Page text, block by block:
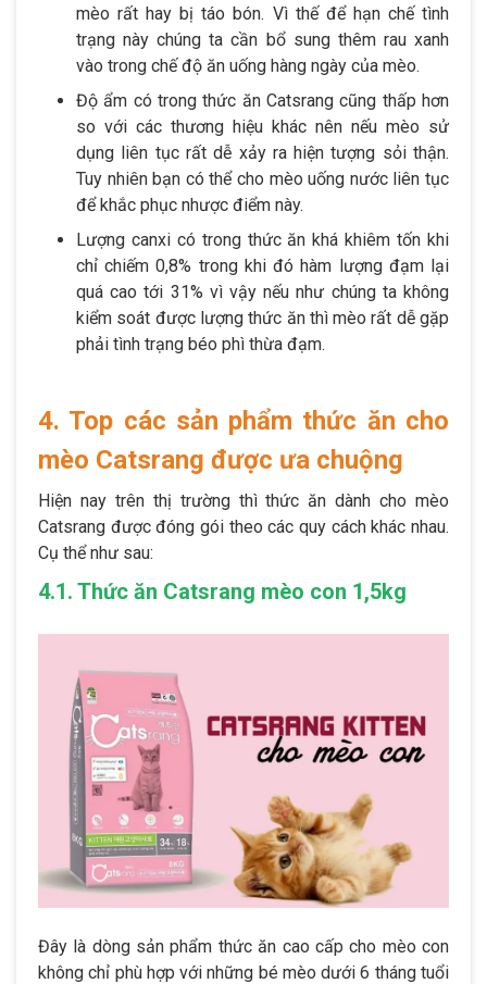
mèo rất hay bị táo bón. Vì thế để hạn chế tình
trạng này chúng ta cần bổ sung thêm rau xanh
vào trong chế độ ăn uống hàng ngày của mèo.
Độ ẩm có trong thức ăn Catsrang cũng thấp hơn
so với các thương hiệu khác nên nếu mèo sử
dụng liên tục rất dễ xảy ra hiện tượng sỏi thận.
Tuy nhiên bạn có thể cho mèo uống nước liên tục
để khắc phục nhược điểm này.
Lượng canxi có trong thức ăn khá khiêm tốn khi
chỉ chiếm 0,8% trong khi đó hàm lượng đạm lại
quá cao tới 31% vì vậy nếu như chúng ta không
kiểm soát được lượng thức ăn thì mèo rất dễ gặp
phải tình trạng béo phì thừa đạm.
4. Top các sản phẩm thức ăn cho
mèo Catsrang được ưa chuộng
Hiện nay trên thị trường thì thức ăn dành cho mèo
Catsrang được đóng gói theo các quy cách khác nhau.
Cụ thể như sau:
4.1. Thức ăn Catsrang mèo con 1,5kg
Đây là dòng sản phẩm thức ăn cao cấp cho mèo con
không chỉ phù hợp với những bé mèo dưới 6 tháng tuổi